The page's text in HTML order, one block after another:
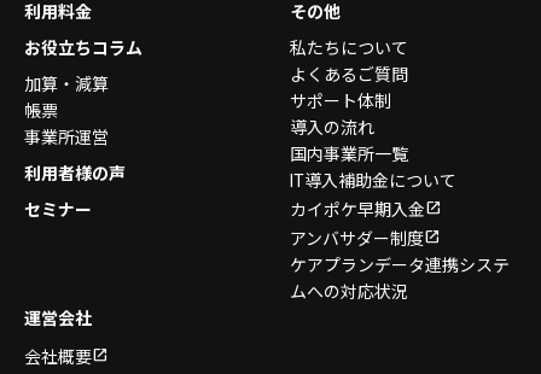
利用料金
お役立ちコラム
加算・減算
帳票
事業所運営
利用者様の声
セミナー
その他
私たちについて
よくあるご質問
サポート体制
導入の流れ
国内事業所一覧
IT導入補助金について
カイポケ早期入金
アンバサダー制度
ケアプランデータ連携システ
ムへの対応状況
運営会社
会社概要